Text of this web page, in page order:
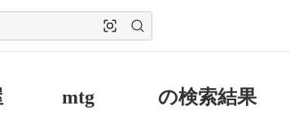
屋 mtg の検索結果